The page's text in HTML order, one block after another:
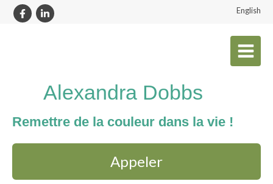
English
Alexandra Dobbs
Remettre de la couleur dans la vie !
Appeler